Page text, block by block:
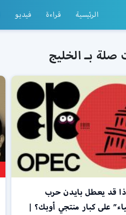
الرئيسية قراءة فيديو
بـ الخليج
قد يعطل بايدن حرب
على كبار منتجي أوبك؟ |